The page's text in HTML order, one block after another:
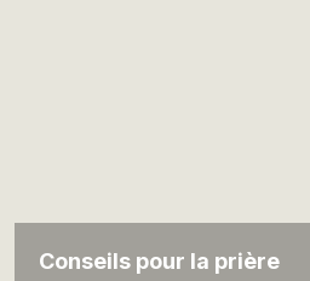
Conseils pour la prière